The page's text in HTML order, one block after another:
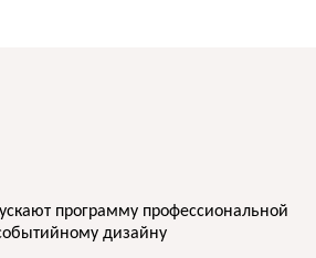
программу профессиональной
дизайну